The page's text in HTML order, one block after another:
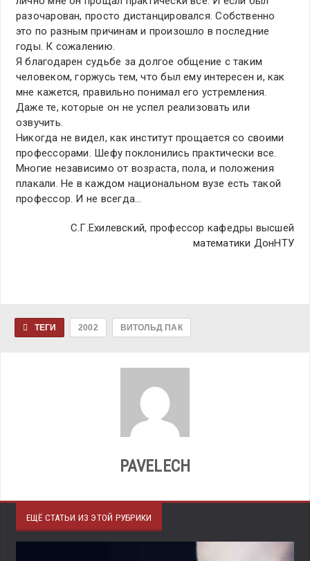
разочарован, просто дистанцировался. Собственно
это по разным причинам и произошло в последние
годы. К сожалению.
Я благодарен судьбе за долгое общение с таким
человеком, горжусь тем, что был ему интересен и, как
мне кажется, правильно понимал его устремления.
Даже те, которые он не успел реализовать или
озвучить.
Никогда не видел, как институт прощается со своими
профессорами. Шефу поклонились практически все.
Многие независимо от возраста, пола, и положения
плакали. Не в каждом национальном вузе есть такой
профессор. И не всегда…
С.Г.Ехилевский, профессор кафедры высшей
математики ДонНТУ
ТЕГИ 2002 ВИТОЛЬД ПАК
PAVELECH
ЕЩЁ СТАТЬИ ИЗ ЭТОЙ РУБРИКИ